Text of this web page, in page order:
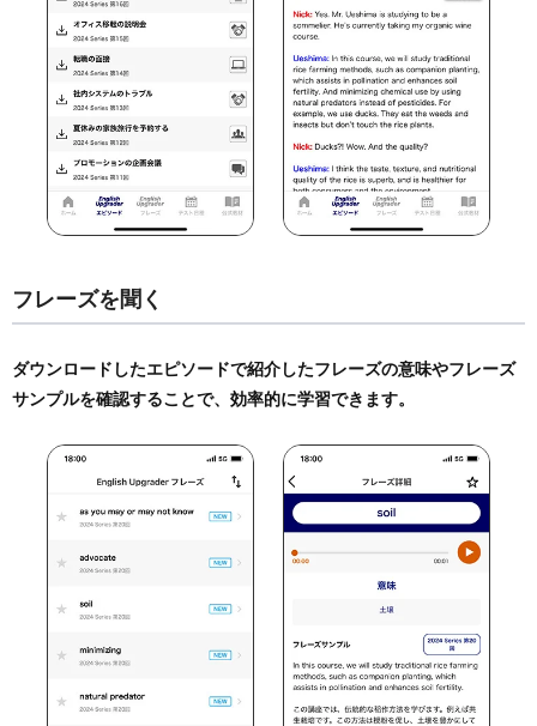
フレーズを聞く
ダウンロードしたエピソードで紹介したフレーズの意味やフレーズ
サンプルを確認することで、効率的に学習できます。